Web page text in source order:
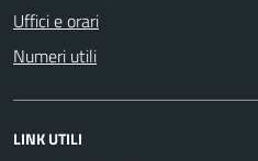
Uffici e orari
Numeri utili
LINK UTILI